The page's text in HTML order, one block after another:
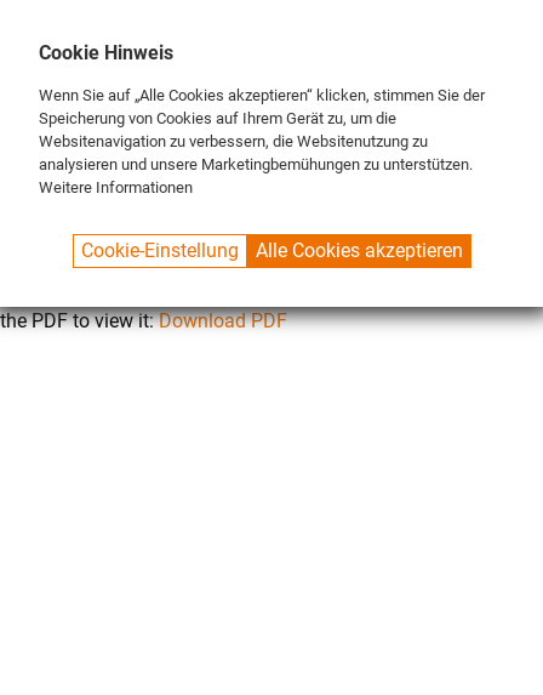
SPUELBOY.DE KONTAKT DATENSCHUTZ
the PDF to view it:Download PDF
Cookie Hinweis
Wenn Sie auf „Alle Cookies akzeptieren“ klicken, stimmen Sie der
Speicherung von Cookies auf Ihrem Gerät zu, um die
Websitenavigation zu verbessern, die Websitenutzung zu
analysieren und unsere Marketingbemühungen zu unterstützen.
Weitere Informationen
Cookie-Einstellung Alle Cookies akzeptieren